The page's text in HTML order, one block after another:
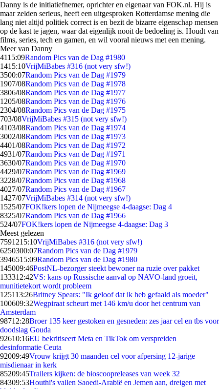
Danny is de initiatiefnemer, oprichter en eigenaar van FOK.nl. Hij is
maar zelden serieus, heeft een uitgesproken Rotterdamse mening die
lang niet altijd politiek correct is en bezit de bizarre eigenschap mensen
op de kast te jagen, waar dat eigenlijk nooit de bedoeling is. Houdt van
films, series, tech en gamen, en wil vooral nieuws met een mening.
Meer van Danny
4115:09Random Pics van de Dag #1980
1415:10VrijMiBabes #316 (not very sfw!)
3500:07Random Pics van de Dag #1979
1907/08Random Pics van de Dag #1978
3806/08Random Pics van de Dag #1977
1205/08Random Pics van de Dag #1976
2304/08Random Pics van de Dag #1975
703/08VrijMiBabes #315 (not very sfw!)
4103/08Random Pics van de Dag #1974
3002/08Random Pics van de Dag #1973
4401/08Random Pics van de Dag #1972
4931/07Random Pics van de Dag #1971
3630/07Random Pics van de Dag #1970
4429/07Random Pics van de Dag #1969
3228/07Random Pics van de Dag #1968
4027/07Random Pics van de Dag #1967
1427/07VrijMiBabes #314 (not very sfw!)
1525/07FOK!kers lopen de Nijmeegse 4-daagse: Dag 4
8325/07Random Pics van de Dag #1966
524/07FOK!kers lopen de Nijmeegse 4-daagse: Dag 3
Meest gelezen
7591215:10VrijMiBabes #316 (not very sfw!)
6250300:07Random Pics van de Dag #1979
3946515:09Random Pics van de Dag #1980
145009:46PostNL-bezorger steekt bewoner na ruzie over pakket
133312:42VS: kans op Russische aanval op NAVO-land groeit,
munitietekort wordt probleem
125113:26Britney Spears: "Ik geloof dat ik heb gefaald als moeder"
100609:32Wegpiraat scheurt met 146 km/u door het centrum van
Amsterdam
98712:28Broer 135 keer gestoken en gesneden: zes jaar cel en tbs voor
doodslag Gouda
92610:16EU bekritiseert Meta en TikTok om verspreiden
desinformatie Ceuta
92009:49Vrouw krijgt 30 maanden cel voor afpersing 12-jarige
misdienaar in kerk
85209:45Trailers kijken: de bioscoopreleases van week 32
84309:53Houthi's vallen Saoedi-Arabië en Jemen aan, dreigen met